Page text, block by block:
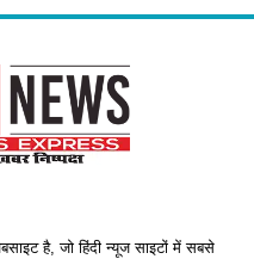
है, जो हिंदी न्यूज साइटों में सबसे